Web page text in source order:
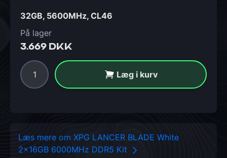
32GB, 5600MHz, CL46
På lager
3.669 DKK
Læg i kurv
Læs mere om XPG LANCER BLADE White
2x16GB 6000MHz DDR5 Kit